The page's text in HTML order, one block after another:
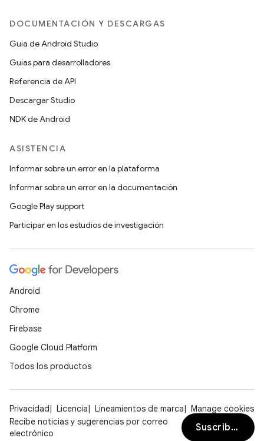
DOCUMENTACIÓN Y DESCARGAS
Guía de Android Studio
Guías para desarrolladores
Referencia de API
Descargar Studio
NDK de Android
ASISTENCIA
Informar sobre un error en la plataforma
Informar sobre un error en la documentación
Google Play support
Participar en los estudios de investigación
Android
Chrome
Firebase
Google Cloud Platform
Todos los productos
Privacidad Licencia Lineamientos de marca
Manage cookies
Recibe noticias y sugerencias por correo
electrónico
Suscribirse